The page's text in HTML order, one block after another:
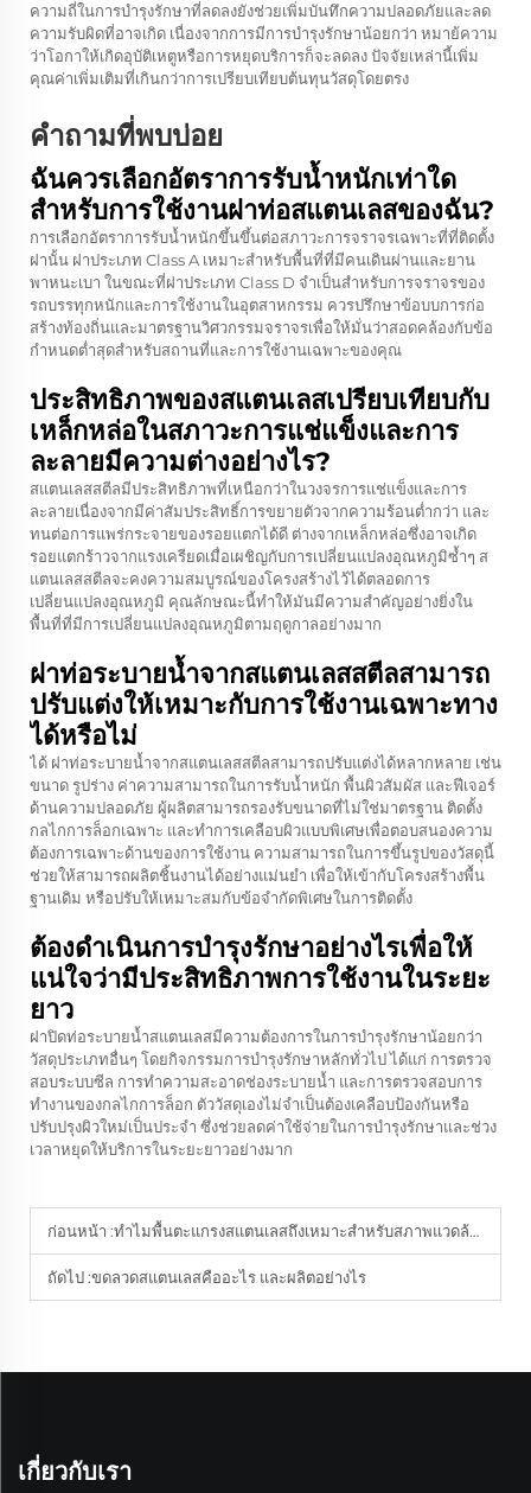
ความถี่ในการบำรุงรักษาที่ลดลงยังช่วยเพิ่มบันทึกความปลอดภัยและลด
ความรับผิดที่อาจเกิด เนื่องจากการมีการบำรุงรักษาน้อยกว่า หมาย้ความ
ว่าโอกาให้เกิดอุบัติเหตูหรือการหยุดบริการก็จะลดลง ปัจจัยเหล่านี้เพิ่ม
คุณค่าเพิ่มเติมที่เกินกว่าการเปรียบเทียบต้นทุนวัสดุโดยตรง
คำถามที่พบบ่อย
ฉันควรเลือกอัตราการรับน้ำหนักเท่าใด
สำหรับการใช้งานฝาท่อสแตนเลสของฉัน?
การเลือกอัตราการรับน้ำหนักขึ้นขึ้นต่อสภาวะการจราจรเฉพาะที่ที่ติดตั้ง
ฝานั้น ฝาประเภท Class A เหมาะสำหรับพื้นที่ที่มีคนเดินผ่านและยาน
พาหนะเบา ในขณะที่ฝาประเภท Class D จำเป็นสำหรับการจราจรของ
รถบรรทุกหนักและการใช้งานในอุตสาหกรรม ควรปรึกษาข้อบบการก่อ
สร้างท้องถิ่นและมาตรฐานวิศวกรรมจราจรเพื่อให้มั่นว่าสอดคล้องกับข้อ
กำหนดต่ำสุดสำหรับสถานที่และการใช้งานเฉพาะของคุณ
ประสิทธิภาพของสแตนเลสเปรียบเทียบกับ
เหล็กหล่อในสภาวะการแช่แข็งและการ
ละลายมีความต่างอย่างไร?
สแตนเลสสตีลมีประสิทธิภาพที่เหนือกว่าในวงจรการแช่แข็งและการ
ละลายเนื่องจากมีค่าสัมประสิทธิ์การขยายตัวจากความร้อนต่ำกว่า และ
ทนต่อการแพร่กระจายของรอยแตกได้ดี ต่างจากเหล็กหล่อซึ่งอาจเกิด
รอยแตกร้าวจากแรงเครียดเมื่อเผชิญกับการเปลี่ยนแปลงอุณหภูมิซ้ำๆ ส
แตนเลสสตีลจะคงความสมบูรณ์ของโครงสร้างไว้ได้ตลอดการ
เปลี่ยนแปลงอุณหภูมิ คุณลักษณะนี้ทำให้มันมีความสำคัญอย่างยิ่งใน
พื้นที่ที่มีการเปลี่ยนแปลงอุณหภูมิตามฤดูกาลอย่างมาก
ฝาท่อระบายน้ำจากสแตนเลสสตีลสามารถ
ปรับแต่งให้เหมาะกับการใช้งานเฉพาะทาง
ได้หรือไม่
ได้ ฝาท่อระบายน้ำจากสแตนเลสสตีลสามารถปรับแต่งได้หลากหลาย เช่น
ขนาด รูปร่าง ค่าความสามารถในการรับน้ำหนัก พื้นผิวสัมผัส และฟีเจอร์
ด้านความปลอดภัย ผู้ผลิตสามารถรองรับขนาดที่ไม่ใช่มาตรฐาน ติดตั้ง
กลไกการล็อกเฉพาะ และทำการเคลือบผิวแบบพิเศษเพื่อตอบสนองความ
ต้องการเฉพาะด้านของการใช้งาน ความสามารถในการขึ้นรูปของวัสดุนี้
ช่วยให้สามารถผลิตชิ้นงานได้อย่างแม่นยำ เพื่อให้เข้ากับโครงสร้างพื้น
ฐานเดิม หรือปรับให้เหมาะสมกับข้อจำกัดพิเศษในการติดตั้ง
ต้องดำเนินการบำรุงรักษาอย่างไรเพื่อให้
แน่ใจว่ามีประสิทธิภาพการใช้งานในระยะ
ยาว
ฝาปิดท่อระบายน้ำสแตนเลสมีความต้องการในการบำรุงรักษาน้อยกว่า
วัสดุประเภทอื่นๆ โดยกิจกรรมการบำรุงรักษาหลักทั่วไป ได้แก่ การตรวจ
สอบระบบซีล การทำความสะอาดช่องระบายน้ำ และการตรวจสอบการ
ทำงานของกลไกการล็อก ตัววัสดุเองไม่จำเป็นต้องเคลือบป้องกันหรือ
ปรับปรุงผิวใหม่เป็นประจำ ซึ่งช่วยลดค่าใช้จ่ายในการบำรุงรักษาและช่วง
เวลาหยุดให้บริการในระยะยาวอย่างมาก
ก่อนหน้า :ทำไมพื้นตะแกรงสแตนเลสถึงเหมาะสำหรับสภาพแวดล้อมที่รับน้ำหนักมาก?
ถัดไป :ขดลวดสแตนเลสคืออะไร และผลิตอย่างไร
เกี่ยวกับเรา